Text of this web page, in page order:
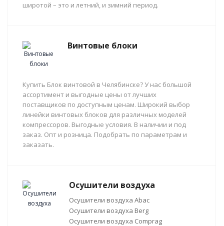
широтой – это и летний, и зимний период.
Винтовые блоки
Купить Блок винтовой в Челябинске? У нас большой
ассортимент и выгодные цены от лучших
поставщиков по доступным ценам. Широкий выбор
линейки винтовых блоков для различных моделей
компрессоров. Выгодные условия. В наличии и под
заказ. Опт и розница. Подобрать по параметрам и
заказать.
Осушители воздуха
Осушители воздуха Abac
Осушители воздуха Berg
Осушители воздуха Comprag